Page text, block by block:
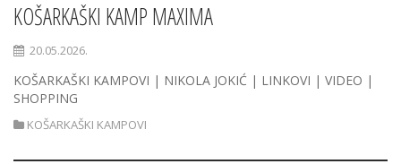
KOŠARKAŠKI KAMP MAXIMA
20.05.2026.
KOŠARKAŠKI KAMPOVI | NIKOLA JOKIĆ | LINKOVI | VIDEO |
SHOPPING
KOŠARKAŠKI KAMPOVI